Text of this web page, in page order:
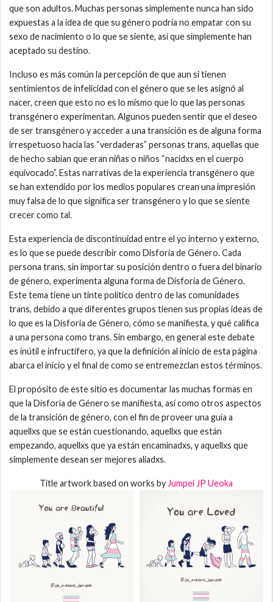
que son adultos. Muchas personas simplemente nunca han sido
expuestas a la idea de que su género podría no empatar con su
sexo de nacimiento o lo que se siente, así que simplemente han
aceptado su destino.
Incluso es más común la percepción de que aun si tienen
sentimientos de infelicidad con el género que se les asignó al
nacer, creen que esto no es lo mismo que lo que las personas
transgénero experimentan. Algunos pueden sentir que el deseo
de ser transgénero y acceder a una transición es de alguna forma
irrespetuoso hacia las “verdaderas” personas trans, aquellas que
de hecho sabían que eran niñas o niños “nacidxs en el cuerpo
equivocado”. Estas narrativas de la experiencia transgénero que
se han extendido por los medios populares crean una impresión
muy falsa de lo que significa ser transgénero y lo que se siente
crecer como tal.
Esta experiencia de discontinuidad entre el yo interno y externo,
es lo que se puede describir como Disforia de Género. Cada
persona trans, sin importar su posición dentro o fuera del binario
de género, experimenta alguna forma de Disforia de Género.
Este tema tiene un tinte político dentro de las comunidades
trans, debido a que diferentes grupos tienen sus propias ideas de
lo que es la Disforia de Género, cómo se manifiesta, y qué califica
a una persona como trans. Sin embargo, en general este debate
es inútil e infructífero, ya que la definición al inicio de esta página
abarca el inicio y el final de como se entremezclan estos términos.
El propósito de este sitio es documentar las muchas formas en
que la Disforia de Género se manifiesta, así como otros aspectos
de la transición de género, con el fin de proveer una guía a
aquellxs que se están cuestionando, aquellxs que están
empezando, aquellxs que ya están encaminadxs, y aquellxs que
simplemente desean ser mejores aliadxs.
Title artwork based on works by Jumpei JP Ueoka